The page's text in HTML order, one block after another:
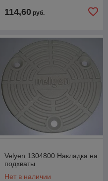
114,60 руб.
Velyen 1304800 Накладка на
подхваты
Нет в наличии